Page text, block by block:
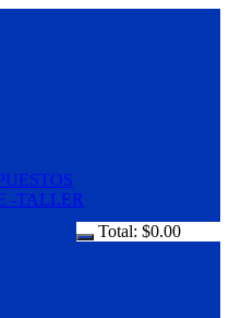
Total: $0.00